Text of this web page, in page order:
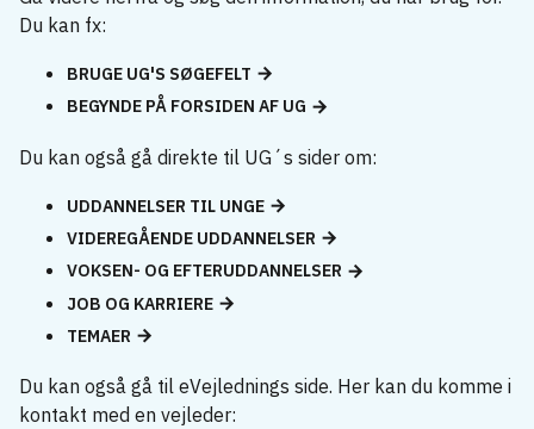
Du kan fx:
BRUGE UG'S SØGEFELT
BEGYNDE PÅ FORSIDEN AF UG
Du kan også gå direkte til UG´s sider om:
UDDANNELSER TIL UNGE
VIDEREGÅENDE UDDANNELSER
VOKSEN- OG EFTERUDDANNELSER
JOB OG KARRIERE
TEMAER
Du kan også gå til eVejlednings side. Her kan du komme i
kontakt med en vejleder: